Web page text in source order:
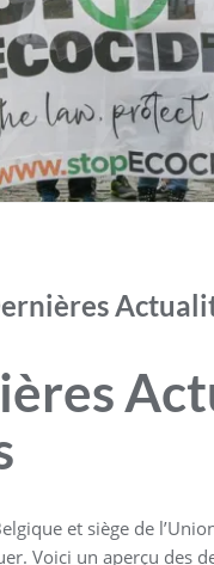
et siège de
Voici un aperçu